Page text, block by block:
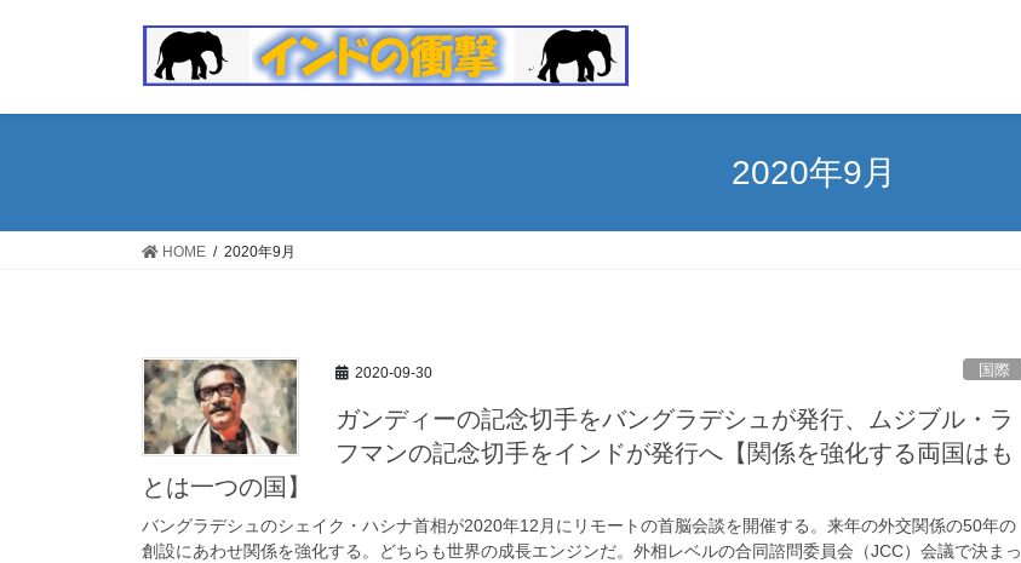
2020年9月
HOME 2020年9月
2020-09-30 国際
ガンディーの記念切手をバングラデシュが発行、ムジブル・ラ
フマンの記念切手をインドが発行へ【関係を強化する両国はも
とは一つの国】
バングラデシュのシェイク・ハシナ首相が2020年12月にリモートの首脳会談を開催する。来年の外交関係の50年の
創設にあわせ関係を強化する。どちらも世界の成長エンジンだ。外相レベルの合同諮問委員会（JCC）会議で決まっ